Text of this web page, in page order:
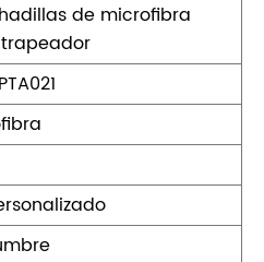
de microfibra